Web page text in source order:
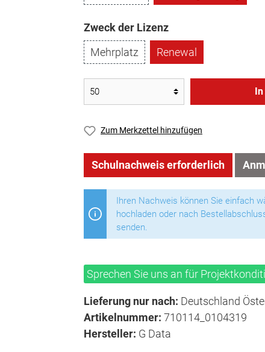
Zweck der Lizenz
Mehrplatz
Renewal
Zum Merkzettel hinzufügen
Schulnachweis erforderlich
Ihren Nachweis können Sie einfach
hochladen oder nach
senden.
Sprechen Sie uns an für
Lieferung nur nach: Deutschland
Artikelnummer: 710114_0104319
Hersteller: G Data